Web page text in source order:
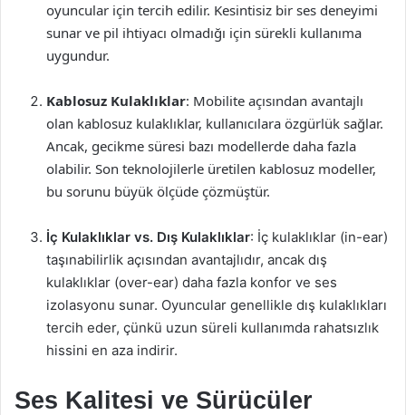
oyuncular için tercih edilir. Kesintisiz bir ses deneyimi
sunar ve pil ihtiyacı olmadığı için sürekli kullanıma
uygundur.
Kablosuz Kulaklıklar: Mobilite açısından avantajlı
olan kablosuz kulaklıklar, kullanıcılara özgürlük sağlar.
Ancak, gecikme süresi bazı modellerde daha fazla
olabilir. Son teknolojilerle üretilen kablosuz modeller,
bu sorunu büyük ölçüde çözmüştür.
İç Kulaklıklar vs. Dış Kulaklıklar: İç kulaklıklar (in-ear)
taşınabilirlik açısından avantajlıdır, ancak dış
kulaklıklar (over-ear) daha fazla konfor ve ses
izolasyonu sunar. Oyuncular genellikle dış kulaklıkları
tercih eder, çünkü uzun süreli kullanımda rahatsızlık
hissini en aza indirir.
Ses Kalitesi ve Sürücüler